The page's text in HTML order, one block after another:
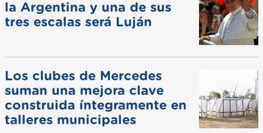
la Argentina y una de sus
tres escalas será Luján
Los clubes de Mercedes
suman una mejora clave
construida íntegramente en
talleres municipales